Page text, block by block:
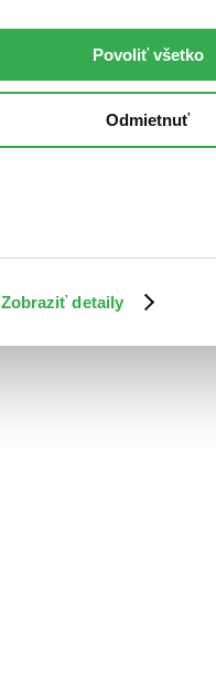
Zobraziť detaily
Povoliť všetko
Odmietnuť